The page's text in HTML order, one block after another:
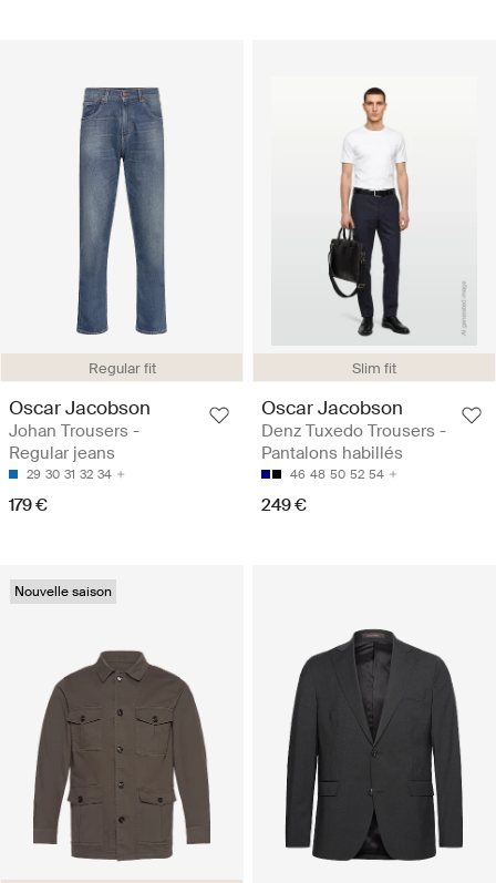
Regular fit
Oscar Jacobson
Johan Trousers -
Regular jeans
29 30 31 32 34
179 €
Slim fit
Oscar Jacobson
Denz Tuxedo Trousers -
Pantalons habillés
46 48 50 52 54
249 €
Nouvelle saison